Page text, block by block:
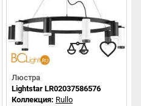
Люстра
Lightstar LR02037586576
Коллекция: Rullo